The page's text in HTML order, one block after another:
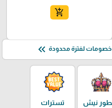
add_shopping_cart
لفترة محدودة keyboard_double_arrow_left
نيش تسترات